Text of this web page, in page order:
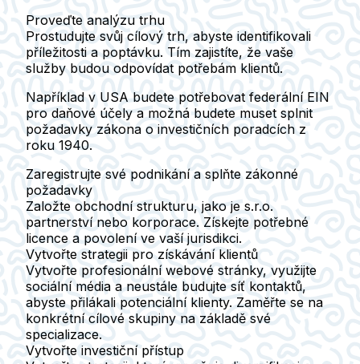
Proveďte analýzu trhu
Prostudujte svůj cílový trh, abyste identifikovali
příležitosti a poptávku. Tím zajistíte, že vaše
služby budou odpovídat potřebám klientů.
Například v USA budete potřebovat federální EIN
pro daňové účely a možná budete muset splnit
požadavky zákona o investičních poradcích z
roku 1940.
Zaregistrujte své podnikání a splňte zákonné
požadavky
Založte obchodní strukturu, jako je s.r.o.
partnerství nebo korporace. Získejte potřebné
licence a povolení ve vaší jurisdikci.
Vytvořte strategii pro získávání klientů
Vytvořte profesionální webové stránky, využijte
sociální média a neustále budujte síť kontaktů,
abyste přilákali potenciální klienty. Zaměřte se na
konkrétní cílové skupiny na základě své
specializace.
Vytvořte investiční přístup